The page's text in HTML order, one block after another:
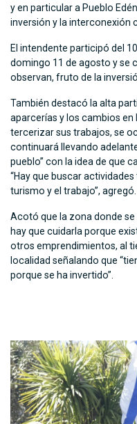
y en particular a Pueblo
inversión y la interconexión
El intendente participó del
domingo 11 de agosto y se
observan, fruto de la
También destacó la alta
aparcerías y los cambios en
tercerizar sus trabajos, se
continuará llevando
pueblo” con la idea de que
“Hay que buscar
turismo y el trabajo”, agregó.
Acotó que la zona donde se
hay que cuidarla porque
otros emprendimientos, al
localidad señalando que
porque se ha invertido”.